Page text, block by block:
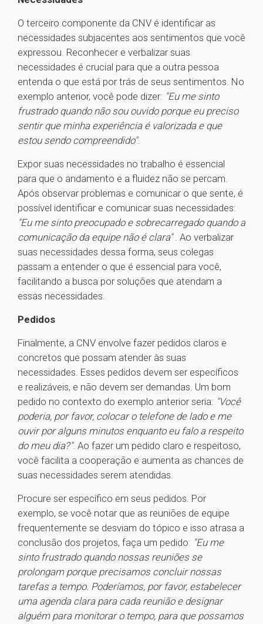
O terceiro componente da CNV é identificar as
necessidades subjacentes aos sentimentos que você
expressou. Reconhecer e verbalizar suas
necessidades é crucial para que a outra pessoa
entenda o que está por trás de seus sentimentos. No
exemplo anterior, você pode dizer: "Eu me sinto
frustrado quando não sou ouvido porque eu preciso
sentir que minha experiência é valorizada e que
estou sendo compreendido".
Expor suas necessidades no trabalho é essencial
para que o andamento e a fluidez não se percam.
Após observar problemas e comunicar o que sente, é
possível identificar e comunicar suas necessidades:
"Eu me sinto preocupado e sobrecarregado quando a
comunicação da equipe não é clara". Ao verbalizar
suas necessidades dessa forma, seus colegas
passam a entender o que é essencial para você,
facilitando a busca por soluções que atendam a
essas necessidades.
Pedidos
Finalmente, a CNV envolve fazer pedidos claros e
concretos que possam atender às suas
necessidades. Esses pedidos devem ser específicos
e realizáveis, e não devem ser demandas. Um bom
pedido no contexto do exemplo anterior seria: "Você
poderia, por favor, colocar o telefone de lado e me
ouvir por alguns minutos enquanto eu falo a respeito
do meu dia?". Ao fazer um pedido claro e respeitoso,
você facilita a cooperação e aumenta as chances de
suas necessidades serem atendidas.
Procure ser específico em seus pedidos. Por
exemplo, se você notar que as reuniões de equipe
frequentemente se desviam do tópico e isso atrasa a
conclusão dos projetos, faça um pedido: "Eu me
sinto frustrado quando nossas reuniões se
prolongam porque precisamos concluir nossas
tarefas a tempo. Poderíamos, por favor, estabelecer
uma agenda clara para cada reunião e designar
alguém para monitorar o tempo, para que possamos